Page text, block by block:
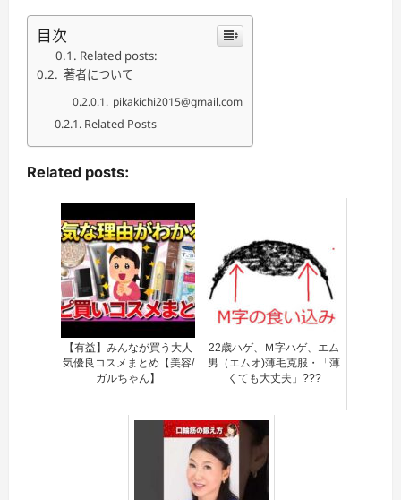
目次
Related posts:
著者について
pikakichi2015@gmail.com
Related Posts
Related posts:
【有益】みんなが買う大人
気優良コスメまとめ【美容/
ガルちゃん】
22歳ハゲ、Ｍ字ハゲ、エム
男（エムオ)薄毛克服・「薄
くても大丈夫」???